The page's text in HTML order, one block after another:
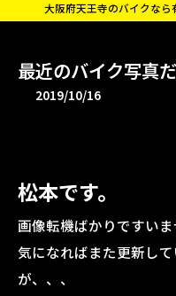
最近のバイク写真
2019/10/16
松本です。
画像転機ばかりですいま
気になればまた更新し
が、、、